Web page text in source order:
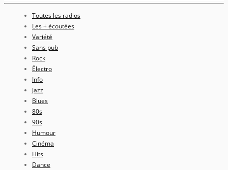
Toutes les radios
Les + écoutées
Variété
Sans pub
Rock
Électro
Info
Jazz
Blues
80s
90s
Humour
Cinéma
Hits
Dance